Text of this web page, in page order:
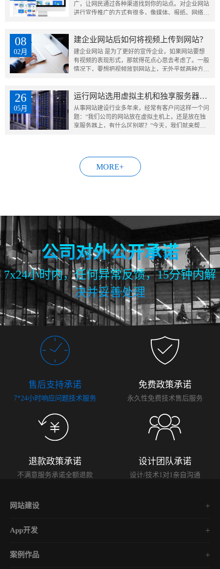
广，让网民通过各种渠道找到你的站点。对企业网站
进行宣传推广的方式有很多，像媒体、报纸、网络广
08
02月
建企业网站后如何将视频上传到网站？
建企业网站 是为了更好的宣传企业，如果网站要想
有视频的表现形式，那就得花点心思去考虑了。一般
情况下，要想把视频放到网站上，无外乎就两种方
26
05月
运行网站选用虚拟主机和独享服务器的区
从事网站建设行业多年来，经常有客户问这样一个问
题：“我们公司的网站放在虚拟主机上，还是放在独
享服务器上，有什么区别呢？”今天，我们就来帮大
MORE+
公司对外公开承诺
7x24小时内，任何异常反馈，15分钟内解
决并妥善处理
售后支持承诺
7*24小时响应问题技术服务
免费政策承诺
永久性免费技术售后服务
退款政策承诺
不满意服务承诺全额退款
设计团队承诺
设计/技术1对1亲自沟通
网站建设
集团企业官网
营销网站设计
App开发
电商App开发
案例作品